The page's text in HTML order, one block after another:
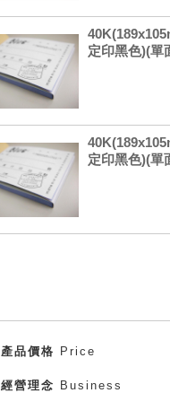
定印黑色)(單
定印黑色)(單
產品價格 Price
經營理念 Business